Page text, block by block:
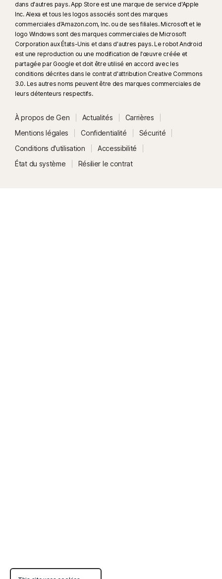
dans d'autres pays. App Store est une marque de service d'Apple
Inc. Alexa et tous les logos associés sont des marques
commerciales d'Amazon.com, Inc. ou de ses filiales. Microsoft et le
logo Windows sont des marques commerciales de Microsoft
Corporation aux États-Unis et dans d'autres pays. Le robot Android
est une reproduction ou une modification de l'œuvre créée et
partagée par Google et doit être utilisé en accord avec les
conditions décrites dans le contrat d'attribution Creative Commons
3.0. Les autres noms peuvent être des marques commerciales de
leurs détenteurs respectifs.
À propos de Gen Actualités
Carrières
Mentions légales
Confidentialité
Sécurité
Conditions d'utilisation
Accessibilité
État du système
Résilier le contrat